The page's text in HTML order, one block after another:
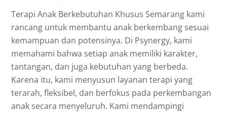
Terapi Anak Berkebutuhan Khusus Semarang kami
rancang untuk membantu anak berkembang sesuai
kemampuan dan potensinya. Di Psynergy, kami
memahami bahwa setiap anak memiliki karakter,
tantangan, dan juga kebutuhan yang berbeda.
Karena itu, kami menyusun layanan terapi yang
terarah, fleksibel, dan berfokus pada perkembangan
anak secara menyeluruh. Kami mendampingi